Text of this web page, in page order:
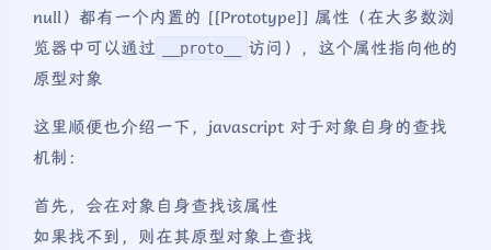
null）都有一个内置的 [[Prototype]] 属性（在大多数浏
览器中可以通过
__proto__
访问），这个属性指向他的
原型对象
这里顺便也介绍一下，javascript 对于对象自身的查找
机制：
首先，会在对象自身查找该属性
如果找不到，则在其原型对象上查找